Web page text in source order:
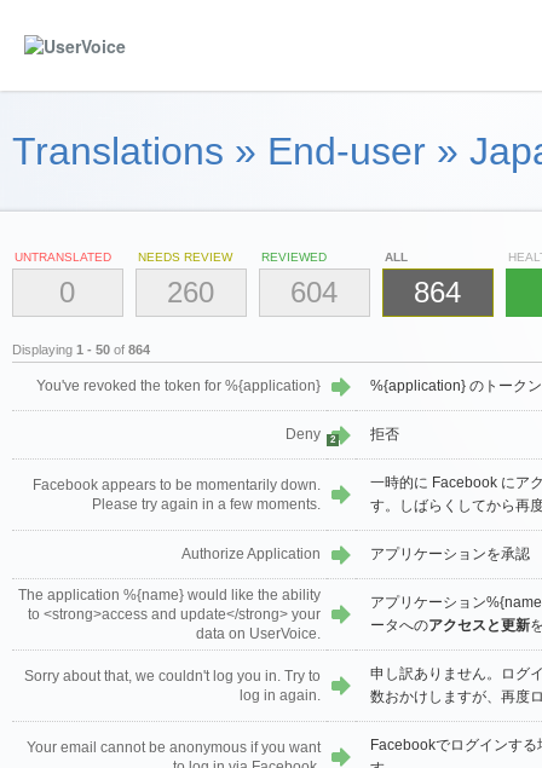
Translations » End-user »
UNTRANSLATED
0
NEEDS REVIEW
260
REVIEWED
604
ALL
864
Displaying 1 - 50 of 864
You've revoked the token for %{application} %{application} のトーク
Deny 2 拒否
Facebook appears to be momentarily down.
Please try again in a few moments.
一時的に Facebook にア
す。しばらくしてから再
Authorize Application アプリケーションを承認
The application %{name} would like the ability
to <strong>access and update</strong> your
data on UserVoice.
アプリケーション
ータへのアクセスと更新
Sorry about that, we couldn't log you in. Try to
log in again.
申し訳ありません。ログ
数おかけしますが、再度
Your email cannot be anonymous if you want
Facebookでログインす